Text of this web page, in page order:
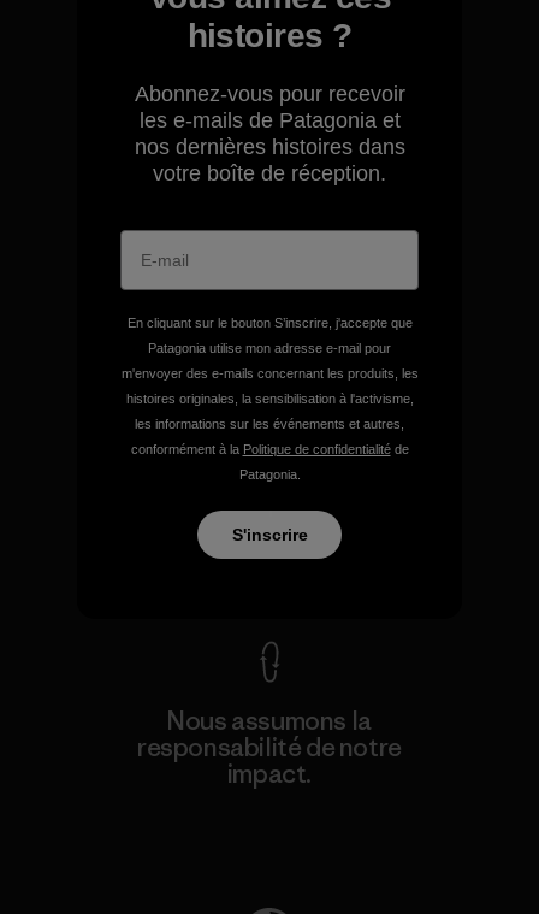
Nous garantissons tous les
produits que nous
Nous assumons la
responsabilité de notre
impact.
histoires ?
Abonnez-vous pour recevoir
les e-mails de Patagonia et
nos dernières histoires dans
votre boîte de réception.
En cliquant sur le bouton S’inscrire, j'accepte que
Patagonia utilise mon adresse e-mail pour
m'envoyer des e-mails concernant les produits, les
histoires originales, la sensibilisation à l'activisme,
les informations sur les événements et autres,
conformément à la Politique de confidentialitéde
Patagonia.
S'inscrire